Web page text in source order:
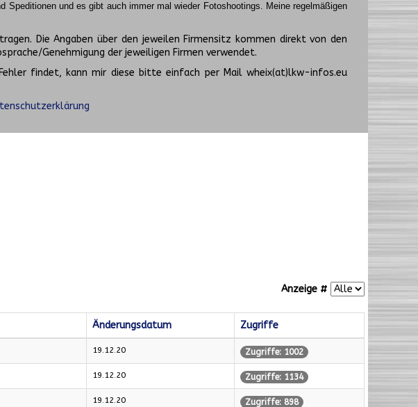
Speditionen und es gibt auch immer mal wieder Fotoshootings. Meine regelmäßigen
Die Angaben über den jeweilen Firmensitz kommen direkt von den
Genehmigung der jeweiligen Firmen verwendet.
findet, kann mir diese bitte einfach per Mail wheix(at)lkw-infos.eu
Anzeige #
Änderungsdatum Zugriffe
19.12.20 Zugriffe: 1002
19.12.20 Zugriffe: 1134
19.12.20 Zugriffe: 898